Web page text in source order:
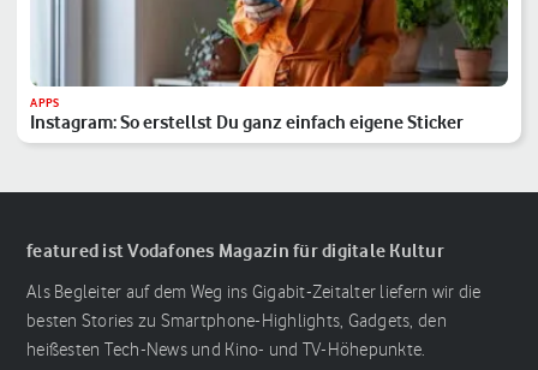
APPS
Instagram: So erstellst Du ganz einfach eigene Sticker
featured ist Vodafones Magazin für digitale Kultur
Als Begleiter auf dem Weg ins Gigabit-Zeitalter liefern wir die
besten Stories zu Smartphone-Highlights, Gadgets, den
heißesten Tech-News und Kino- und TV-Höhepunkte.